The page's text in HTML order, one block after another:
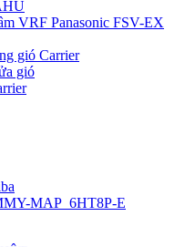
VRF Panasonic FSV-EX
gió Carrier
gió
MAP_6HT8P-E